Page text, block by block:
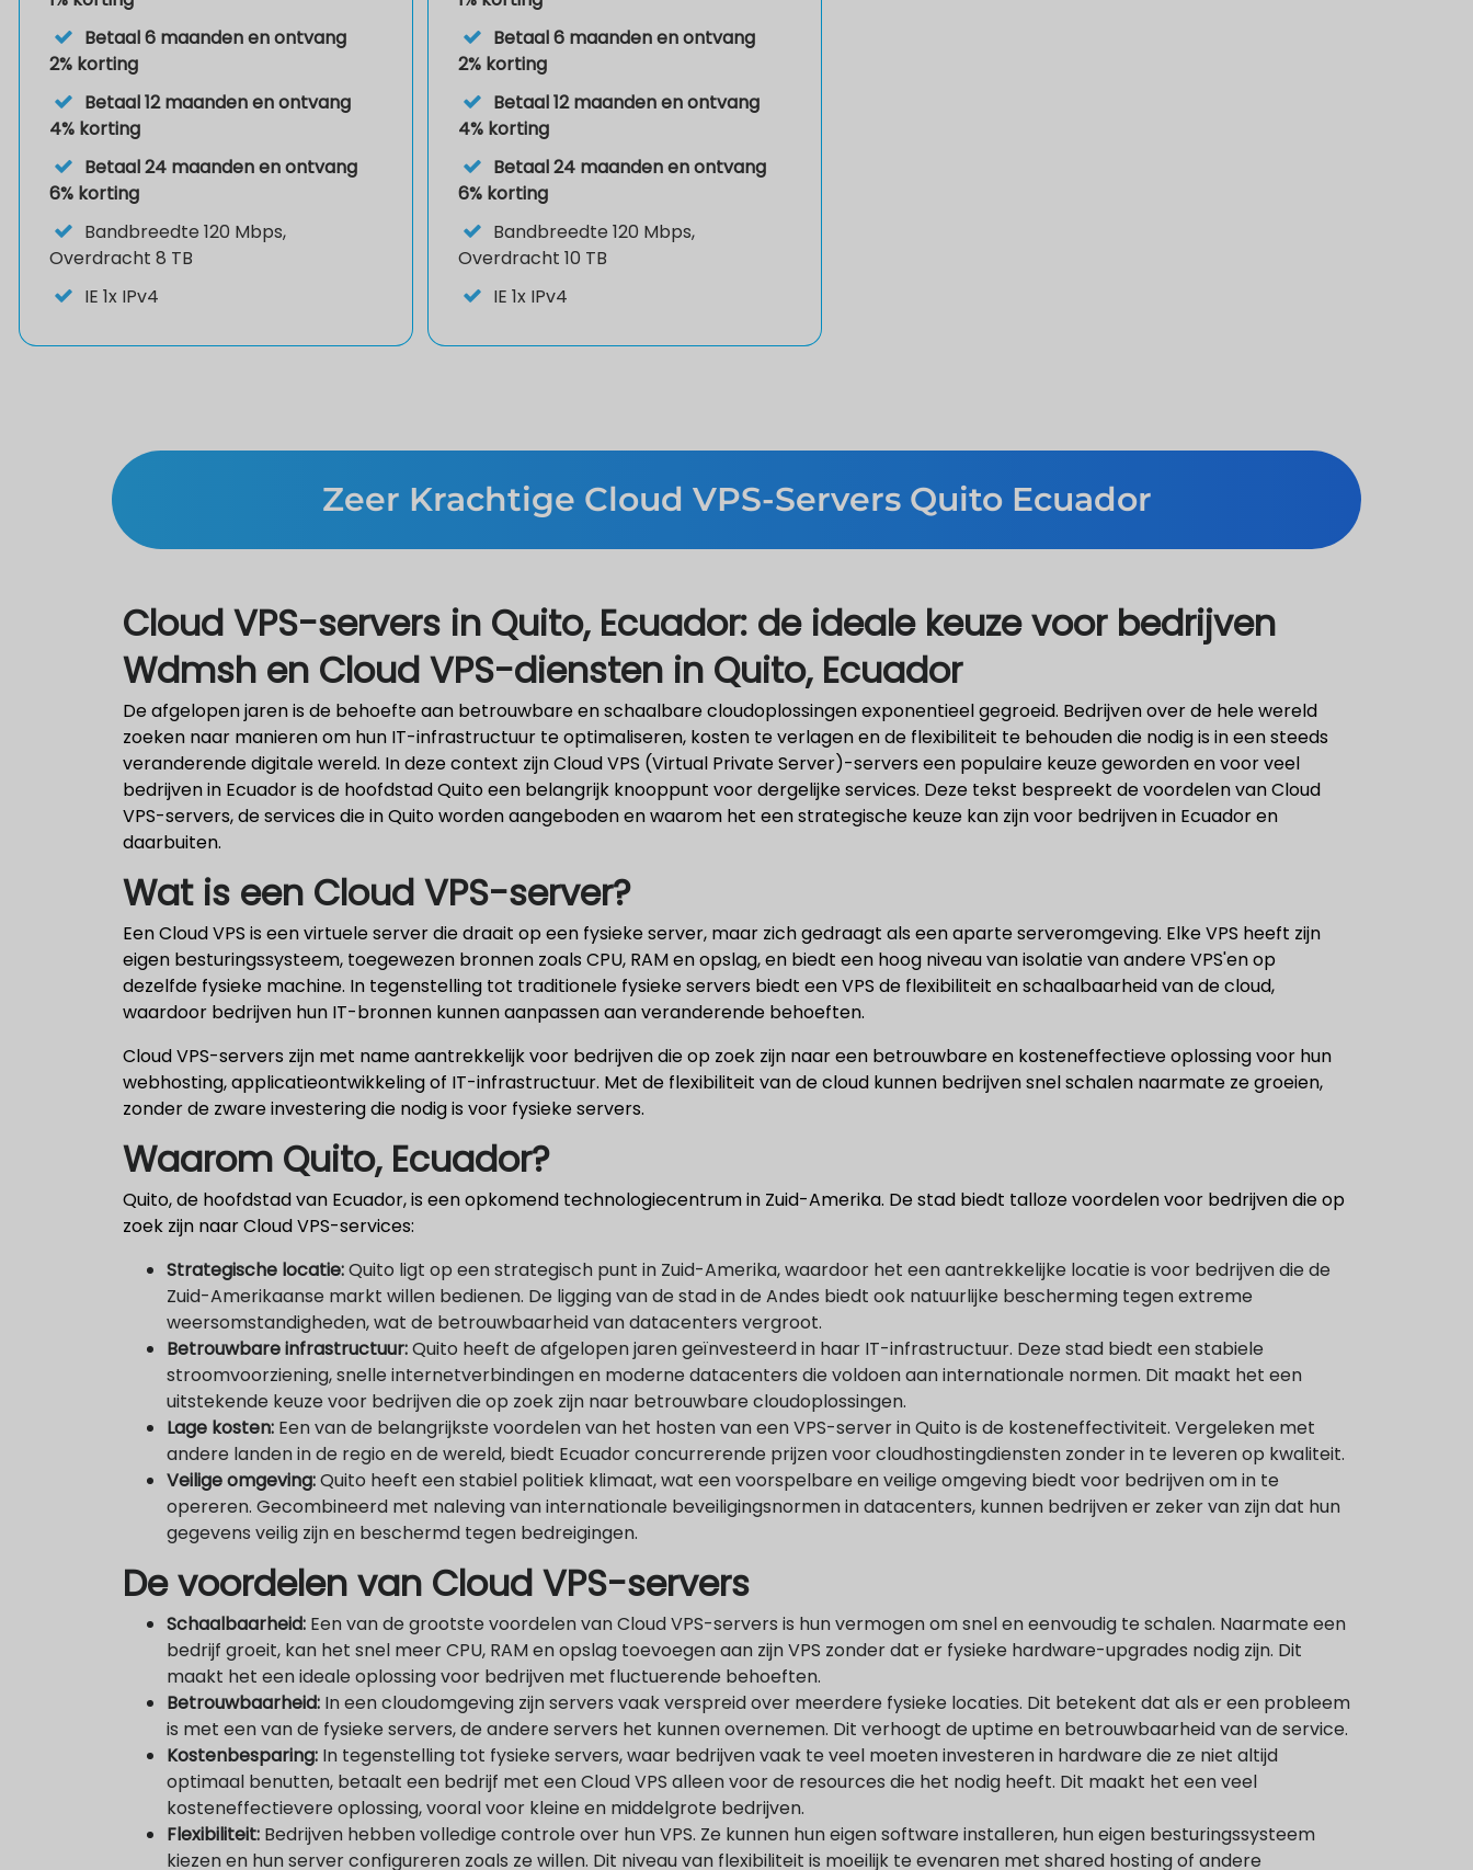
Betaal 6 maanden en ontvang
2% korting
Betaal 12 maanden en ontvang
4% korting
Betaal 24 maanden en ontvang
6% korting
Bandbreedte 120 Mbps,
Overdracht 8 TB
IE 1x IPv4
Betaal 6 maanden en ontvang
2% korting
Betaal 12 maanden en ontvang
4% korting
Betaal 24 maanden en ontvang
6% korting
Bandbreedte 120 Mbps,
Overdracht 10 TB
IE 1x IPv4
Zeer Krachtige Cloud VPS-Servers Quito Ecuador
Cloud VPS-servers in Quito, Ecuador: de ideale keuze voor bedrijven
Wdmsh en Cloud VPS-diensten in Quito, Ecuador
De afgelopen jaren is de behoefte aan betrouwbare en schaalbare cloudoplossingen exponentieel gegroeid. Bedrijven over de hele wereld
zoeken naar manieren om hun IT-infrastructuur te optimaliseren, kosten te verlagen en de flexibiliteit te behouden die nodig is in een steeds
veranderende digitale wereld. In deze context zijn Cloud VPS (Virtual Private Server)-servers een populaire keuze geworden en voor veel
bedrijven in Ecuador is de hoofdstad Quito een belangrijk knooppunt voor dergelijke services. Deze tekst bespreekt de voordelen van Cloud
VPS-servers, de services die in Quito worden aangeboden en waarom het een strategische keuze kan zijn voor bedrijven in Ecuador en
daarbuiten.
Wat is een Cloud VPS-server?
Een Cloud VPS is een virtuele server die draait op een fysieke server, maar zich gedraagt als een aparte serveromgeving. Elke VPS heeft zijn
eigen besturingssysteem, toegewezen bronnen zoals CPU, RAM en opslag, en biedt een hoog niveau van isolatie van andere VPS'en op
dezelfde fysieke machine. In tegenstelling tot traditionele fysieke servers biedt een VPS de flexibiliteit en schaalbaarheid van de cloud,
waardoor bedrijven hun IT-bronnen kunnen aanpassen aan veranderende behoeften.
Cloud VPS-servers zijn met name aantrekkelijk voor bedrijven die op zoek zijn naar een betrouwbare en kosteneffectieve oplossing voor hun
webhosting, applicatieontwikkeling of IT-infrastructuur. Met de flexibiliteit van de cloud kunnen bedrijven snel schalen naarmate ze groeien,
zonder de zware investering die nodig is voor fysieke servers.
Waarom Quito, Ecuador?
Quito, de hoofdstad van Ecuador, is een opkomend technologiecentrum in Zuid-Amerika. De stad biedt talloze voordelen voor bedrijven die op
zoek zijn naar Cloud VPS-services:
Strategische locatie:Quito ligt op een strategisch punt in Zuid-Amerika, waardoor het een aantrekkelijke locatie is voor bedrijven die de
Zuid-Amerikaanse markt willen bedienen. De ligging van de stad in de Andes biedt ook natuurlijke bescherming tegen extreme
weersomstandigheden, wat de betrouwbaarheid van datacenters vergroot.
Betrouwbare infrastructuur:Quito heeft de afgelopen jaren geïnvesteerd in haar IT-infrastructuur. Deze stad biedt een stabiele
stroomvoorziening, snelle internetverbindingen en moderne datacenters die voldoen aan internationale normen. Dit maakt het een
uitstekende keuze voor bedrijven die op zoek zijn naar betrouwbare cloudoplossingen.
Lage kosten: Een van de belangrijkste voordelen van het hosten van een VPS-server in Quito is de kosteneffectiviteit. Vergeleken met
andere landen in de regio en de wereld, biedt Ecuador concurrerende prijzen voor cloudhostingdiensten zonder in te leveren op kwaliteit.
Veilige omgeving:Quito heeft een stabiel politiek klimaat, wat een voorspelbare en veilige omgeving biedt voor bedrijven om in te
opereren. Gecombineerd met naleving van internationale beveiligingsnormen in datacenters, kunnen bedrijven er zeker van zijn dat hun
gegevens veilig zijn en beschermd tegen bedreigingen.
De voordelen van Cloud VPS-servers
Schaalbaarheid: Een van de grootste voordelen van Cloud VPS-servers is hun vermogen om snel en eenvoudig te schalen. Naarmate een
bedrijf groeit, kan het snel meer CPU, RAM en opslag toevoegen aan zijn VPS zonder dat er fysieke hardware-upgrades nodig zijn. Dit
maakt het een ideale oplossing voor bedrijven met fluctuerende behoeften.
Betrouwbaarheid: In een cloudomgeving zijn servers vaak verspreid over meerdere fysieke locaties. Dit betekent dat als er een probleem
is met een van de fysieke servers, de andere servers het kunnen overnemen. Dit verhoogt de uptime en betrouwbaarheid van de service.
Kostenbesparing: In tegenstelling tot fysieke servers, waar bedrijven vaak te veel moeten investeren in hardware die ze niet altijd
optimaal benutten, betaalt een bedrijf met een Cloud VPS alleen voor de resources die het nodig heeft. Dit maakt het een veel
kosteneffectievere oplossing, vooral voor kleine en middelgrote bedrijven.
Flexibiliteit: Bedrijven hebben volledige controle over hun VPS. Ze kunnen hun eigen software installeren, hun eigen besturingssysteem
kiezen en hun server configureren zoals ze willen. Dit niveau van flexibiliteit is moeilijk te evenaren met shared hosting of andere